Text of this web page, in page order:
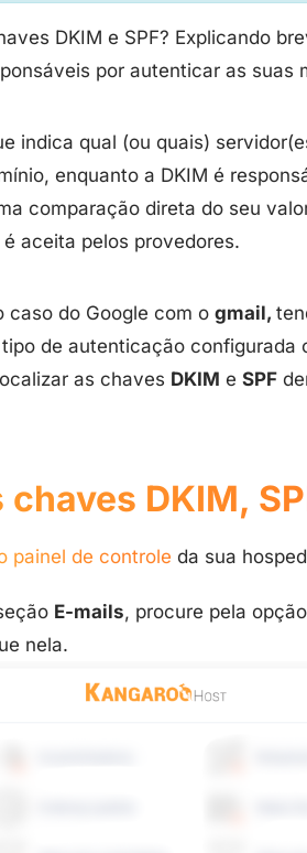
DKIM e SPF? Explicando
por autenticar as suas
indica qual (ou quais)
enquanto a DKIM é
comparação direta do seu
aceita pelos provedores.
caso do Google com o gmail,
de autenticação configurada
as chaves DKIM e SPF
DKIM,
painel de controle da sua
E-mails, procure pela opção
nela.